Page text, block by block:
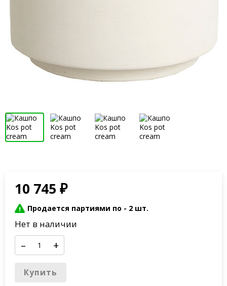
10 745₽
Продается партиями по - 2 шт.
Нет в наличии
– +
Купить